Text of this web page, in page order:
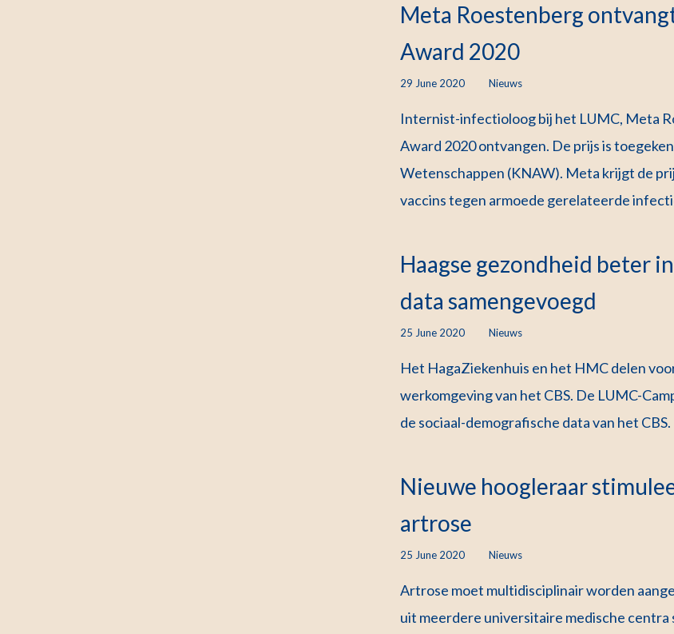
Meta Roestenberg
Award 2020
29 June 2020 Nieuws
Internist-infectioloog bij het LUMC, Meta
Award 2020 ontvangen. De prijs is
Wetenschappen (KNAW). Meta krijgt de
vaccins tegen armoede gerelateerde
Haagse gezondheid beter
data samengevoegd
25 June 2020 Nieuws
Het HagaZiekenhuis en het HMC delen
werkomgeving van het CBS. De LUMC-
de sociaal-demografische data van het CBS.
Nieuwe hoogleraar
artrose
25 June 2020 Nieuws
Artrose moet multidisciplinair worden
uit meerdere universitaire medische